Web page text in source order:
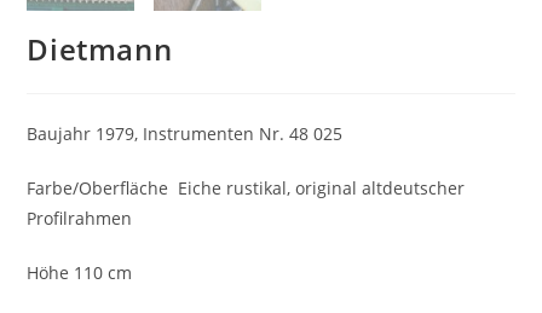
Dietmann
Baujahr 1979, Instrumenten Nr. 48 025
Farbe/Oberfläche Eiche rustikal, original altdeutscher
Profilrahmen
Höhe 110 cm